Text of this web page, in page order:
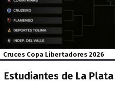
Cruces Copa Libertadores 2026
Estudiantes de La